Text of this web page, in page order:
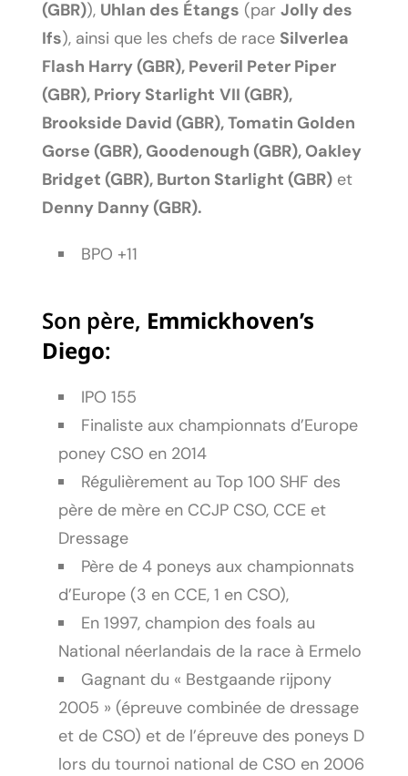
(GBR)), Uhlan des Étangs (par Jolly des
Ifs), ainsi que les chefs de race Silverlea
Flash Harry (GBR), Peveril Peter Piper
(GBR), Priory Starlight VII (GBR),
Brookside David (GBR), Tomatin Golden
Gorse (GBR), Goodenough (GBR), Oakley
Bridget (GBR), Burton Starlight (GBR)et
Denny Danny (GBR).
BPO +11
Son père, Emmickhoven’s
Diego:
IPO 155
Finaliste aux championnats d’Europe
poney CSO en 2014
Régulièrement au Top 100 SHF des
père de mère en CCJP CSO, CCE et
Dressage
Père de 4 poneys aux championnats
d’Europe (3 en CCE, 1 en CSO),
En 1997, champion des foals au
National néerlandais de la race à Ermelo
Gagnant du « Bestgaande rijpony
2005 » (épreuve combinée de dressage
et de CSO) et de l’épreuve des poneys D
lors du tournoi national de CSO en 2006